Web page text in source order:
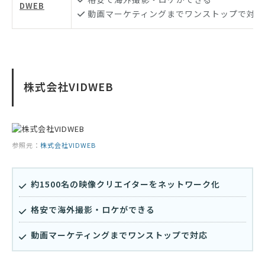
DWEB
動画マーケティングまでワンストップで対応
株式会社VIDWEB
参照元： 株式会社VIDWEB
約1500名の映像クリエイターをネットワーク化
格安で海外撮影・ロケができる
動画マーケティングまでワンストップで対応